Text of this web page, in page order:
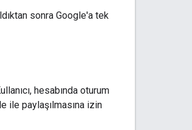
sonra Google'a tek
hesabında oturum
ile paylaşılmasına izin